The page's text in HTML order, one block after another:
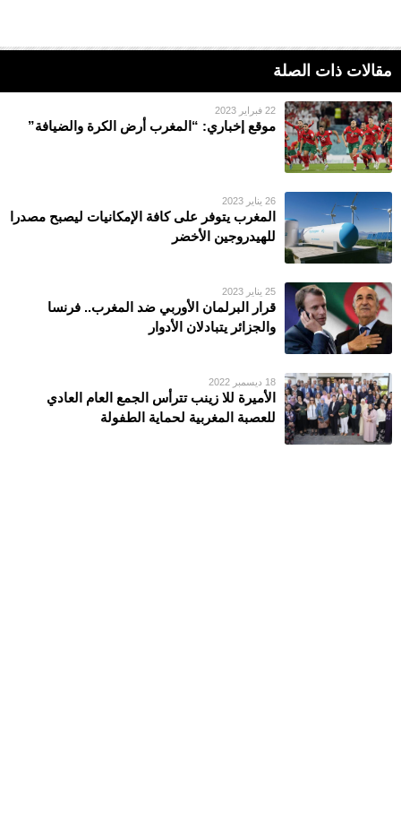
مقالات ذات الصلة
22 فبراير 2023
موقع إخباري: “المغرب أرض الكرة والضيافة”
26 يناير 2023
المغرب يتوفر على كافة الإمكانيات ليصبح مصدرا
للهيدروجين الأخضر
25 يناير 2023
قرار البرلمان الأوربي ضد المغرب.. فرنسا
والجزائر يتبادلان الأدوار
18 ديسمبر 2022
الأمیرة للا زینب تترأس الجمع العام العادي
للعصبة المغربیة لحمایة الطفولة